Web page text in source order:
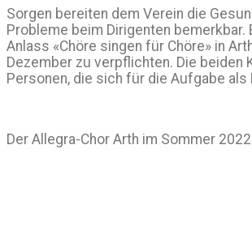
Sorgen bereiten dem Verein die
Probleme beim Dirigenten
Anlass «Chöre singen für Chöre» in
Dezember zu verpflichten. Die beiden
Personen, die sich für die Aufgabe
Der Allegra-Chor Arth im Sommer